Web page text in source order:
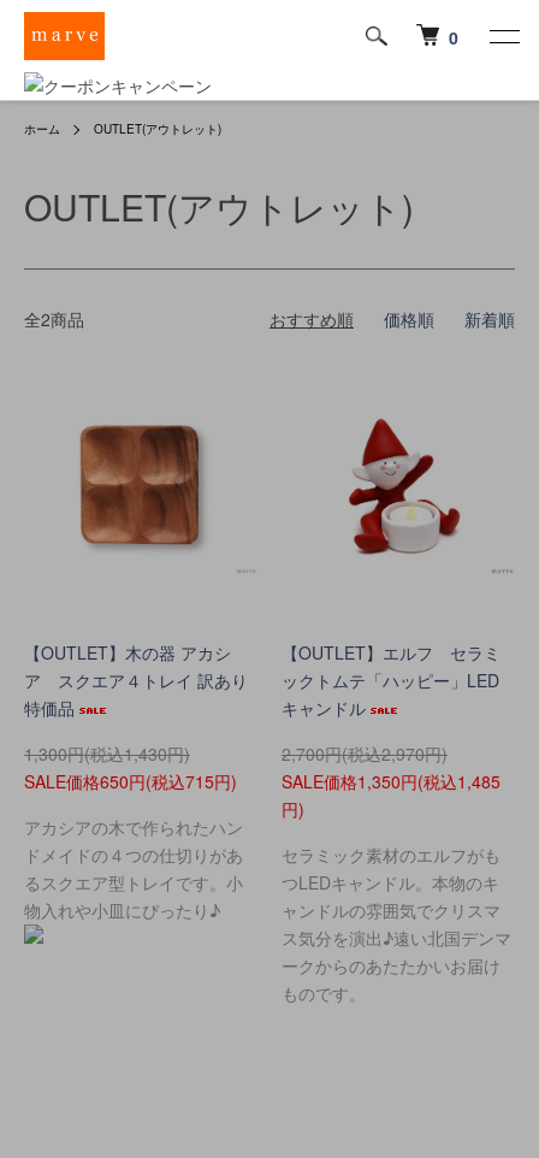
0
ホーム OUTLET(アウトレット)
OUTLET(アウトレット)
全2商品 おすすめ順 価格順 新着順
【OUTLET】木の器 アカシ
ア スクエア４トレイ 訳あり
特価品
1,300円(税込1,430円)
SALE価格650円(税込715円)
アカシアの木で作られたハン
ドメイドの４つの仕切りがあ
るスクエア型トレイです。小
物入れや小皿にぴったり♪
【OUTLET】エルフ セラミ
ックトムテ「ハッピー」LED
キャンドル
2,700円(税込2,970円)
SALE価格1,350円(税込1,485
円)
セラミック素材のエルフがも
つLEDキャンドル。本物のキ
ャンドルの雰囲気でクリスマ
ス気分を演出♪遠い北国デンマ
ークからのあたたかいお届け
ものです。